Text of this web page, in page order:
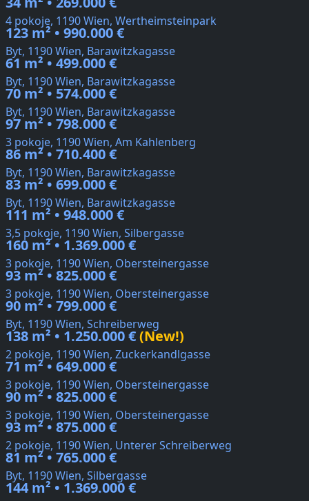
4 pokoje, 1190 Wien, Wertheimsteinpark
123 m² • 990.000 €
Byt, 1190 Wien, Barawitzkagasse
61 m² • 499.000 €
Byt, 1190 Wien, Barawitzkagasse
70 m² • 574.000 €
Byt, 1190 Wien, Barawitzkagasse
97 m² • 798.000 €
3 pokoje, 1190 Wien, Am Kahlenberg
86 m² • 710.400 €
Byt, 1190 Wien, Barawitzkagasse
83 m² • 699.000 €
Byt, 1190 Wien, Barawitzkagasse
111 m² • 948.000 €
3,5 pokoje, 1190 Wien, Silbergasse
160 m² • 1.369.000 €
3 pokoje, 1190 Wien, Obersteinergasse
93 m² • 825.000 €
3 pokoje, 1190 Wien, Obersteinergasse
90 m² • 799.000 €
Byt, 1190 Wien, Schreiberweg
138 m² • 1.250.000 €(New!)
2 pokoje, 1190 Wien, Zuckerkandlgasse
71 m² • 649.000 €
3 pokoje, 1190 Wien, Obersteinergasse
90 m² • 825.000 €
3 pokoje, 1190 Wien, Obersteinergasse
93 m² • 875.000 €
2 pokoje, 1190 Wien, Unterer Schreiberweg
81 m² • 765.000 €
Byt, 1190 Wien, Silbergasse
144 m² • 1.369.000 €